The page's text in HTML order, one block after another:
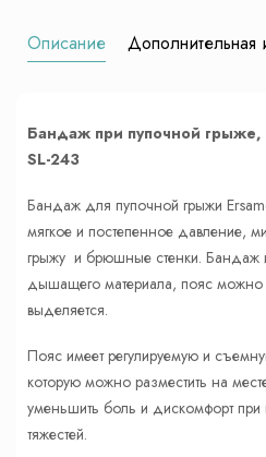
Описание Дополнительная
Бандаж при пупочной грыже,
SL-243
Бандаж для пупочной грыжи
мягкое и постепенное давление,
грыжу и брюшные стенки. Бандаж
дышащего материала, пояс
выделяется.
Пояс имеет регулируемую и
которую можно разместить на
уменьшить боль и дискомфорт при
тяжестей.